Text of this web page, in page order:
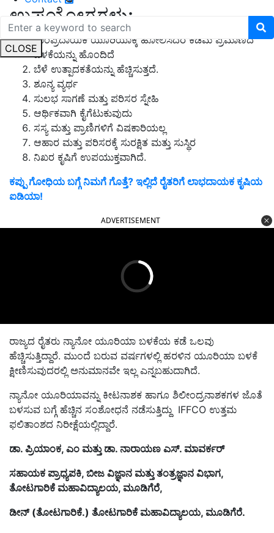
CLOSE
ಉಪಯೋಗಗಳು:
ಸಾಂಪ್ರದಾಯಿಕ ಯೂರಿಯಾಕ್ಕೆ ಹೋಲಿಸಿದರೆ ಕಡಿಮೆ ಪ್ರಮಾಣದ
ಬಳಕೆಯನ್ನು ಹೊಂದಿದೆ
ಬೆಳೆ ಉತ್ಪಾದಕತೆಯನ್ನು ಹೆಚ್ಚಿಸುತ್ತದೆ.
ಶೂನ್ಯ ವ್ಯರ್ಥ
ಸುಲಭ ಸಾಗಣೆ ಮತ್ತು ಪರಿಸರ ಸ್ನೇಹಿ
ಆರ್ಥಿಕವಾಗಿ ಕೈಗೆಟುಕುವುದು
ಸಸ್ಯ ಮತ್ತು ಪ್ರಾಣಿಗಳಿಗೆ ವಿಷಕಾರಿಯಲ್ಲ
ಆಹಾರ ಮತ್ತು ಪರಿಸರಕ್ಕೆ ಸುರಕ್ಷಿತ ಮತ್ತು ಸುಸ್ಥಿರ
ನಿಖರ ಕೃಷಿಗೆ ಉಪಯುಕ್ತವಾಗಿದೆ.
ಕಪ್ಪು ಗೋಧಿಯ ಬಗ್ಗೆ ನಿಮಗೆ ಗೊತ್ತೆ? ಇಲ್ಲಿದೆ ರೈತರಿಗೆ ಲಾಭದಾಯಕ ಕೃಷಿಯ
ಐಡಿಯಾ!
ADVERTISEMENT
ರಾಜ್ಯದ ರೈತರು ನ್ಯಾನೋ ಯೂರಿಯಾ ಬಳಕೆಯ ಕಡೆ ಒಲವು
ಹೆಚ್ಚಿಸುತ್ತಿದ್ದಾರೆ. ಮುಂದೆ ಬರುವ ವರ್ಷಗಳಲ್ಲಿ ಹರಳಿನ ಯೂರಿಯಾ ಬಳಕೆ
ಕ್ಷೀಣಿಸುವುದರಲ್ಲಿ ಅನುಮಾನವೇ ಇಲ್ಲ ಎನ್ನಬಹುದಾಗಿದೆ.
ನ್ಯಾನೋ ಯೂರಿಯಾವನ್ನು ಕೀಟನಾಶಕ ಹಾಗೂ ಶಿಲೀಂದ್ರನಾಶಕಗಳ ಜೊತೆ
ಬಳಸುವ ಬಗ್ಗೆ ಹೆಚ್ಚಿನ ಸಂಶೋಧನೆ ನಡೆಸುತ್ತಿದ್ದು IFFCO ಉತ್ತಮ
ಫಲಿತಾಂಶದ ನಿರೀಕ್ಷೆಯಲ್ಲಿದ್ದಾರೆ.
ಡಾ. ಪ್ರಿಯಾಂಕ, ಎಂ ಮತ್ತು ಡಾ. ನಾರಾಯಣ ಎಸ್. ಮಾವರ್ಕರ್‌
ಸಹಾಯಕ ಪ್ರಾಧ್ಯಪಕಿ, ಬೀಜ ವಿಜ್ಞಾನ ಮತ್ತು ತಂತ್ರಜ್ಞಾನ ವಿಭಾಗ,
ತೋಟಗಾರಿಕೆ ಮಹಾವಿದ್ಯಾಲಯ, ಮೂಡಿಗೆರೆ,
ಡೀನ್ (ತೋಟಗಾರಿಕೆ.) ತೋಟಗಾರಿಕೆ ಮಹಾವಿದ್ಯಾಲಯ, ಮೂಡಿಗೆರೆ.